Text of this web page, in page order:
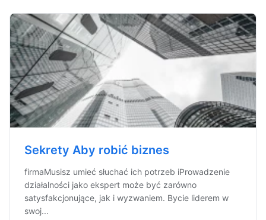
Sekrety Aby robić biznes
firmaMusisz umieć słuchać ich potrzeb iProwadzenie
działalności jako ekspert może być zarówno
satysfakcjonujące, jak i wyzwaniem. Bycie liderem w
swoj...